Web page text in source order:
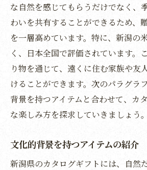
伝統工芸の技術と歴史を探
職人技が光る新潟の工芸品
贈り物としての伝統工芸品
新潟の文化を彩る工芸品の
地域に根ざした工芸品の選
日常に彩りを添える伝統の
日本海の恵みを味わう新潟の地
日本海の豊かさを映す地酒
新潟の酒蔵とその歴史
な自然を感じてもらうだけでなく、
わいを共有することができるため、
を一層高めています。特に、新潟の
く、日本全国で評価されています。
り物を通じて、遠くに住む家族や友
けることができます。次のパラグラ
背景を持つアイテムと合わせて、カ
な楽しみ方を探求していきましょう。
文化的背景を持つアイテムの紹介
新潟県のカタログギフトには、自然